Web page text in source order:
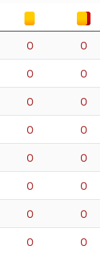
0 0
0 0
0 0
0 0
0 0
0 0
0 0
0 0